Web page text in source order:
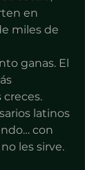
en
miles de
ganas. El
latinos
con
les sirve.